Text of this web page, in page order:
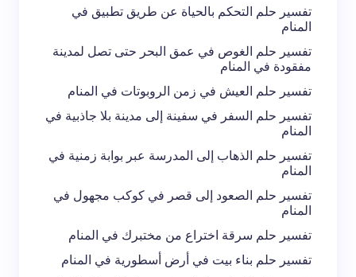
تفسير حلم التحكم بالحياة عن طريق تطبيق في
المنام
تفسير حلم الغوص في عمق البحر حتى تصل لمدينة
مفقودة في المنام
تفسير حلم العيش في زمن الروبوتات في المنام
تفسير حلم السفر في سفينة إلى مدينة بلا جاذبية في
المنام
تفسير حلم الذهاب إلى المدرسة عبر بوابة زمنية في
المنام
تفسير حلم الصعود إلى قصر في كوكب مجهول في
المنام
تفسير حلم سرقة اختراع من مختبرك في المنام
تفسير حلم بناء بيت في أرض أسطورية في المنام